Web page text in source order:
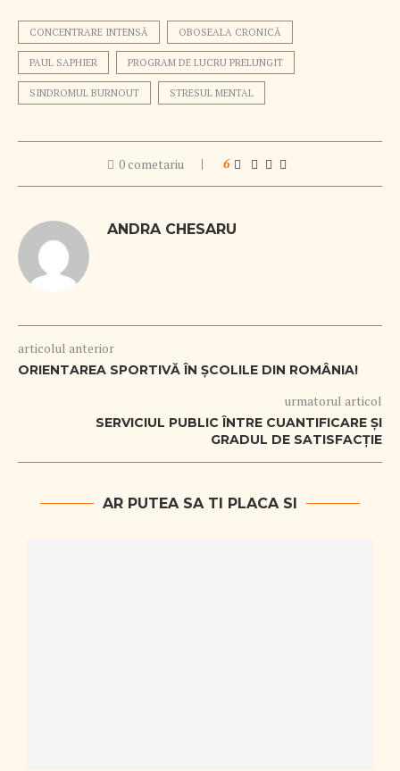
CONCENTRARE INTENSĂ OBOSEALA CRONICĂ
PAUL SAPHIER PROGRAM DE LUCRU PRELUNGIT
SINDROMUL BURNOUT STRESUL MENTAL
0 cometariu 6
ANDRA CHESARU
articolul anterior
ORIENTAREA SPORTIVĂ ÎN ȘCOLILE DIN ROMÂNIA!
urmatorul articol
SERVICIUL PUBLIC ÎNTRE CUANTIFICARE ȘI
GRADUL DE SATISFACȚIE
AR PUTEA SA TI PLACA SI